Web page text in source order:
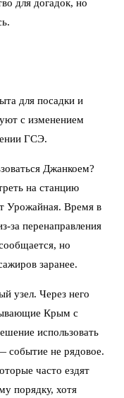
для догадок, но
для посадки и
с изменением
ГСЭ.
Джанкоем?
на станцию
Урожайная. Время в
за перенаправления
но
заранее.
узел. Через него
Крым с
использовать
событие не рядовое.
часто ездят
порядку, хотя